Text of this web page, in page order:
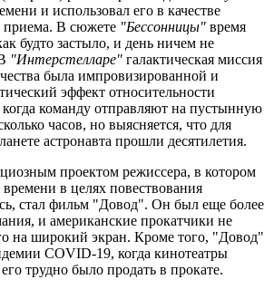
и использовал его в качестве
приема. В сюжете "Бессонницы" время
будто застыло, и день ничем не
"Интерстелларе" галактическая миссия
была импровизированной и
эффект относительности
команду отправляют на пустынную
часов, но выясняется, что для
астронавта прошли десятилетия.
проектом режиссера, в котором
в целях повествования
стал фильм "Довод". Он был еще более
и американские прокатчики не
на широкий экран. Кроме того, "Довод"
COVID-19, когда кинотеатры
трудно было продать в прокате.